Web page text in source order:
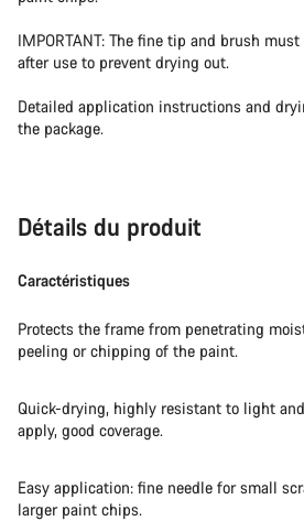
IMPORTANT: The fine tip and brush
after use to prevent drying out.
Detailed application instructions and
the package.
Détails du produit
Caractéristiques
Protects the frame from penetrating
peeling or chipping of the paint.
Quick-drying, highly resistant to light
apply, good coverage.
Easy application: fine needle for small
larger paint chips.
Besoin d’aide ?